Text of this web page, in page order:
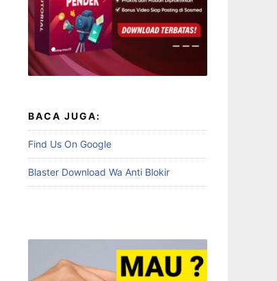
BACA JUGA:
Find Us On Google
Blaster Download Wa Anti Blokir